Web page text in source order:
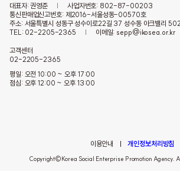
대표자: 권영준
|
사업자번호: 802-87-00203
통신판매업신고번호: 제2016-서울성동-00570호
주소: 서울특별시 성동구 성수이로22길 37 성수동 아크밸리
TEL: 02-2205-2365
| 이메일: sepp@ikosea.or.kr
고객센터
02-2205-2365
평일: 오전 10:00 ~ 오후 17:00
점심: 오후 12:00 ~ 오후 13:00
이용안내 개인정보처리방침
Copyright©Korea Social Enterprise Promotion Agency.